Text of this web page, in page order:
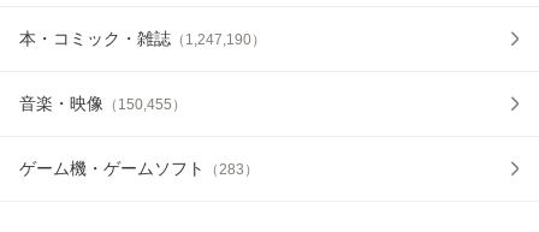
本・コミック・雑誌 （ 1,247,190）
音楽・映像 （ 150,455 ）
ゲーム機・ゲームソフト （283 ）